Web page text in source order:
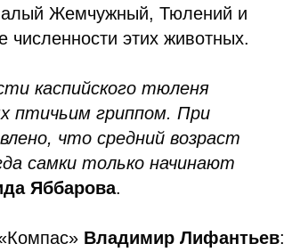
Жемчужный, Тюлений и
численности этих животных.
каспийского тюленя
птичьим гриппом. При
что средний возраст
самки только начинают
Яббарова.
Владимир Лифантьев: